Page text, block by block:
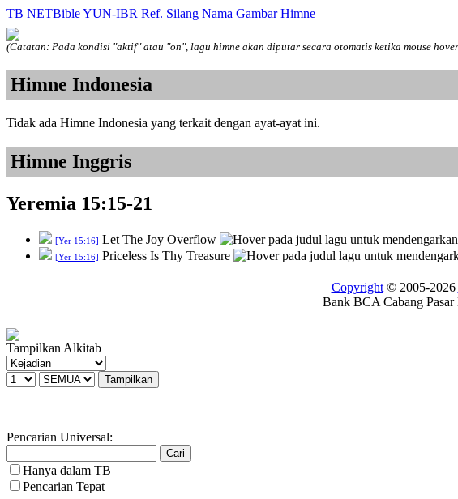
TB NETBibleYUN-IBR Ref. Silang Nama Gambar Himne
(Catatan: Pada kondisi "aktif" atau "on", lagu himne akan diputar secara otomatis ketika mouse
Himne Indonesia
Tidak ada Himne Indonesia yang terkait dengan ayat-ayat ini.
Himne Inggris
Yeremia 15:15-21
[Yer 15:16] Let The Joy Overflow
[Yer 15:16] Priceless Is Thy Treasure
Copyright© 2005-2026
Bank BCA Cabang
Tampilkan Alkitab
Pencarian Universal:
Hanya dalam TB
Pencarian Tepat